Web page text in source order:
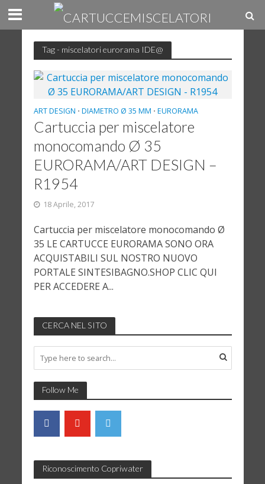
Tag - miscelatori eurorama IDE@
ART DESIGN • DIAMETRO Ø 35 MM • EURORAMA
Cartuccia per miscelatore
monocomando Ø 35
EURORAMA/ART DESIGN –
R1954
18 Aprile, 2017
Cartuccia per miscelatore monocomando Ø
35 LE CARTUCCE EURORAMA SONO ORA
ACQUISTABILI SUL NOSTRO NUOVO
PORTALE SINTESIBAGNO.SHOP CLIC QUI
PER ACCEDERE A...
CERCA NEL SITO
Follow Me
Riconoscimento Copriwater